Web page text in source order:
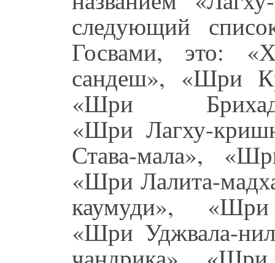
следующий
Госвами, это:
сандеш», «Шри
«Шри Брихад-
«Шри Лагху-
Става-мала»,
«Шри Лалита-
каумуди», «Шри
«Шри Уджвала-